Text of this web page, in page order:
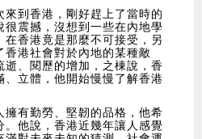
到香港，剛好趕上了當時的
很震撼，沒想到一些在內地學
香港竟是那麼不可接受，另
香港社會對於內地的某種敵
逝、閱歷的增加，之棟說，香
、立體，他開始慢慢了解香港
擁有勤勞、堅韌的品格，他希
。他說，香港近幾年讓人感覺